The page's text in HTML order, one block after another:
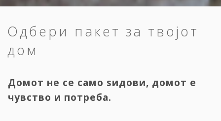
Одбери пакет за твојот
дом
Домот не се само ѕидови, домот е
чувство и потреба.